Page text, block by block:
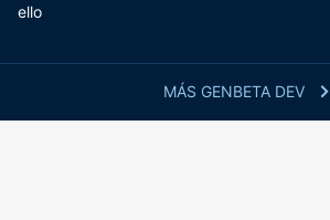
MÁS GENBETA DEV
ello